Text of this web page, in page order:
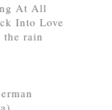
At All
Into Love
rain